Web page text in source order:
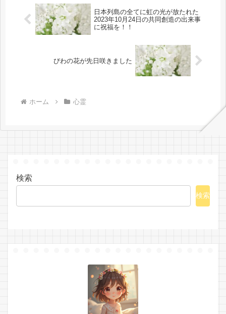
日本列島の全てに虹の光が放たれた
2023年10月24日の共同創造の出来事
に祝福を！！
びわの花が先日咲きました
ホーム 心霊
検索
検索